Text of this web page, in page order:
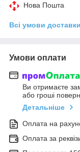
Нова Пошта
Всі умови доставки
Умови оплати
Ви отримаєте
або гроші
Детальніше
Оплата на
Оплата за